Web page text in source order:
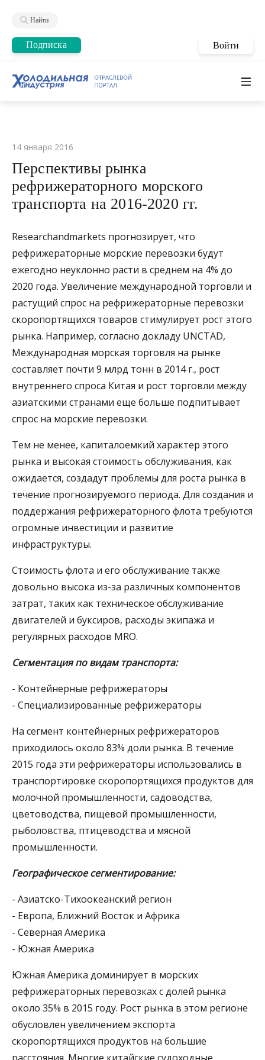
Найти
Подписка Войти
14 января 2016
Перспективы рынка
рефрижераторного морского
транспорта на 2016-2020 гг.
Researchandmarkets прогнозирует, что
рефрижераторные морские перевозки будут
ежегодно неуклонно расти в среднем на 4% до
2020 года. Увеличение международной торговли и
растущий спрос на рефрижераторные перевозки
скоропортящихся товаров стимулирует рост этого
рынка. Например, согласно докладу UNCTAD,
Международная морская торговля на рынке
составляет почти 9 млрд тонн в 2014 г., рост
внутреннего спроса Китая и рост торговли между
азиатскими странами еще больше подпитывает
спрос на морские перевозки.
Тем не менее, капиталоемкий характер этого
рынка и высокая стоимость обслуживания, как
ожидается, создадут проблемы для роста рынка в
течение прогнозируемого периода. Для создания и
поддержания рефрижераторного флота требуются
огромные инвестиции и развитие
инфраструктуры.
Стоимость флота и его обслуживание также
довольно высока из-за различных компонентов
затрат, таких как техническое обслуживание
двигателей и буксиров, расходы экипажа и
регулярных расходов MRO.
Сегментация по видам транспорта:
- Контейнерные рефрижераторы
- Специализированные рефрижераторы
На сегмент контейнерных рефрижераторов
приходилось около 83% доли рынка. В течение
2015 года эти рефрижераторы использовались в
транспортировке скоропортящихся продуктов для
молочной промышленности, садоводства,
цветоводства, пищевой промышленности,
рыболовства, птицеводства и мясной
промышленности.
Географическое сегментирование:
- Азиатско-Тихоокеанский регион
- Европа, Ближний Восток и Африка
- Северная Америка
- Южная Америка
Южная Америка доминирует в морских
рефрижераторных перевозках с долей рынка
около 35% в 2015 году. Рост рынка в этом регионе
обусловлен увеличением экспорта
скоропортящихся продуктов на большие